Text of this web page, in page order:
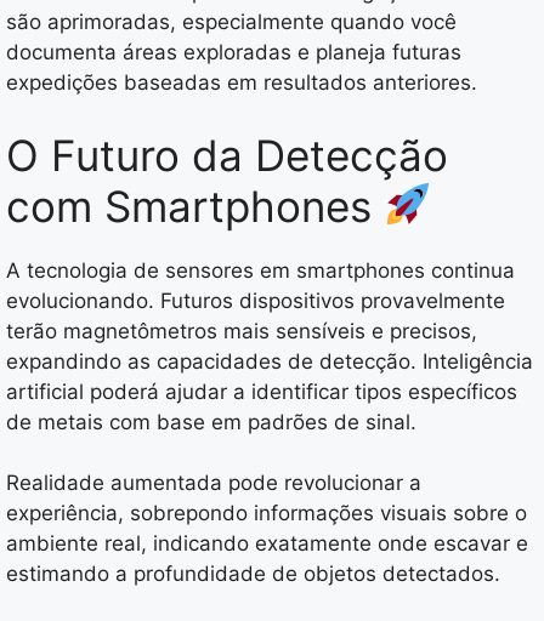
são aprimoradas, especialmente quando você
documenta áreas exploradas e planeja futuras
expedições baseadas em resultados anteriores.
O Futuro da Detecção
com Smartphones
A tecnologia de sensores em smartphones continua
evolucionando. Futuros dispositivos provavelmente
terão magnetômetros mais sensíveis e precisos,
expandindo as capacidades de detecção. Inteligência
artificial poderá ajudar a identificar tipos específicos
de metais com base em padrões de sinal.
Realidade aumentada pode revolucionar a
experiência, sobrepondo informações visuais sobre o
ambiente real, indicando exatamente onde escavar e
estimando a profundidade de objetos detectados.